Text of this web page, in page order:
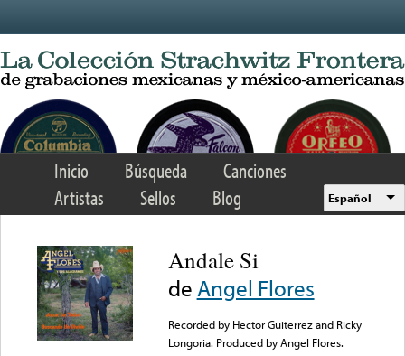
Inicio Búsqueda
Canciones
Artistas
Sellos Blog Español
Andale Si
de Angel Flores
Recorded by Hector Guiterrez and Ricky
Longoria. Produced by Angel Flores.